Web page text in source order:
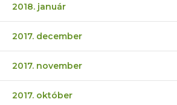
2018. január
2017. december
2017. november
2017. október